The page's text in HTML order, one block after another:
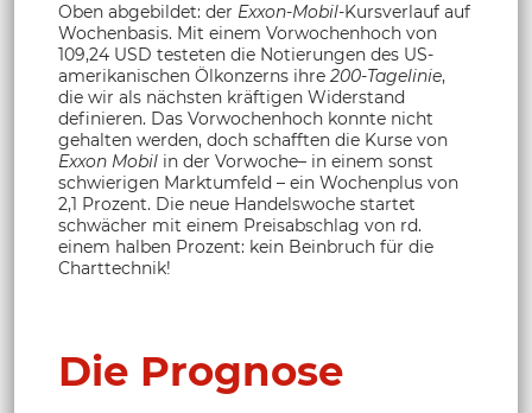
Oben abgebildet: der Exxon-Mobil-Kursverlauf auf
Wochenbasis. Mit einem Vorwochenhoch von
109,24 USD testeten die Notierungen des US-
amerikanischen Ölkonzerns ihre 200-Tagelinie,
die wir als nächsten kräftigen Widerstand
definieren. Das Vorwochenhoch konnte nicht
gehalten werden, doch schafften die Kurse von
Exxon Mobil in der Vorwoche– in einem sonst
schwierigen Marktumfeld – ein Wochenplus von
2,1 Prozent. Die neue Handelswoche startet
schwächer mit einem Preisabschlag von rd.
einem halben Prozent: kein Beinbruch für die
Charttechnik!
Die Prognose